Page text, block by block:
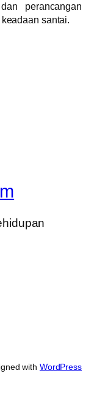
perancangan
santai.
with WordPress